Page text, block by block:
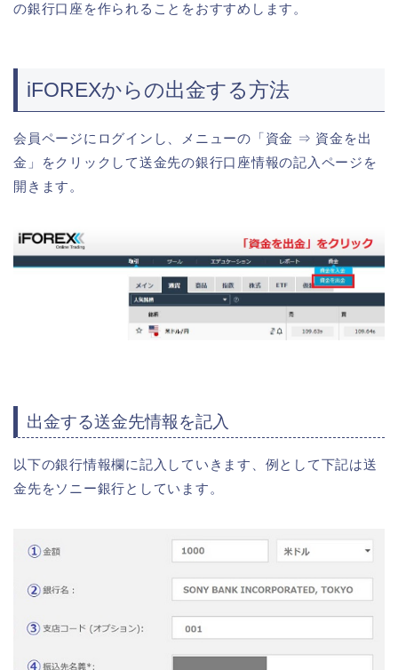
の銀行口座を作られることをおすすめします。
iFOREXからの出金する方法
会員ページにログインし、メニューの「資金 ⇒ 資金を出
金」をクリックして送金先の銀行口座情報の記入ページを
開きます。
出金する送金先情報を記入
以下の銀行情報欄に記入していきます、例として下記は送
金先をソニー銀行としています。